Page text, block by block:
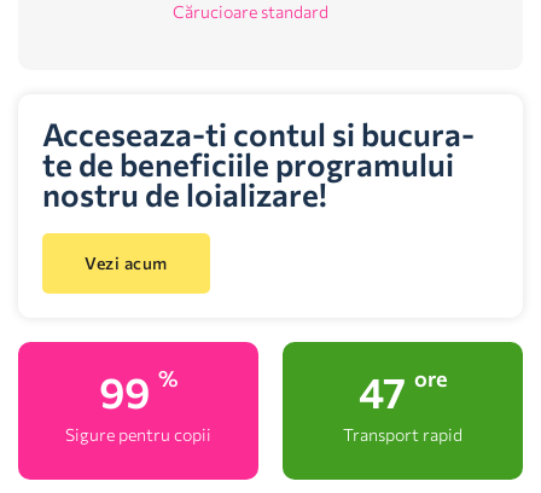
Cărucioare standard
Acceseaza-ti contul si bucura-
te de beneficiile programului
nostru de loializare!
Vezi acum
100 %
Sigure pentru copii
48 ore
Transport rapid